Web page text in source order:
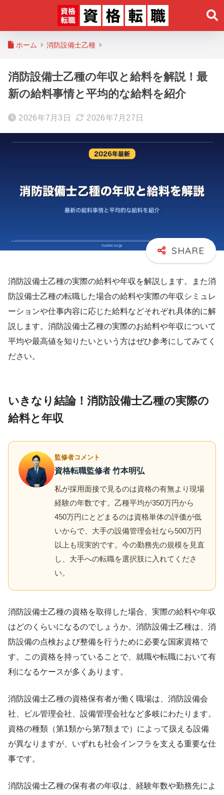
ホーム 消防設備士乙種
消防設備士乙種の年収と給料を解説！最
新の給料事情と平均的な給料を紹介
2026年7月3日 2026年7月27日
消防設備士乙種の実際の給料や年収を解説します。また消
防設備士乙種の転職した場合の給料や実際の年収シミュレ
ーションや仕事内容に応じた給料などそれぞれ具体的に解
説します。消防設備士乙種の実際のお給料や年収について
平均や最高値を知りたいという方はぜひ参考にしてみてく
ださい。
いきなり結論！消防設備士乙種の実際の
給料と年収
監修者コメント
資格転職監修者 竹本明弘
私が採用面接で見るのは資格の有無より現場
経験の年数です。乙種平均が350万円から
450万円にとどまるのは資格単体の評価が低
いからで、大手の設備管理会社なら500万円
以上も現実的です。今の勤務先の規模を見直
し、大手への転職を選択肢に入れてくださ
い。
消防設備士乙種の資格を取得した場合、実際の給料や年収
はどのくらいになるのでしょうか。消防設備士乙種は、消
防設備の点検および整備を行うために必要な国家資格で
す。この資格を持っていることで、就職や転職において有
利になるケースが多くあります。
消防設備士乙種の資格保有者が働く職場は、消防設備会
社、ビル管理会社、設備管理会社など多岐にわたります。
資格の種類（第1類から第7類まで）によって扱える設備
が異なりますが、いずれも社会インフラを支える重要な仕
事です。
消防設備士乙種の保有者の年収は、経験年数や勤務先によ